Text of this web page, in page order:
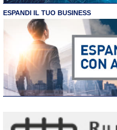
ESPANDI IL TUO BUSINESS